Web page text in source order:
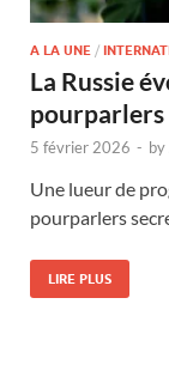
A LA UNE /
La Russie
pourparlers
5 février 2026 - by
Une lueur de
pourparlers
LIRE PLUS